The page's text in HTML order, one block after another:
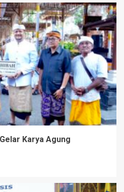
Karya Agung